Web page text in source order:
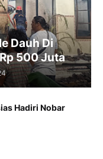
Dauh Di
500 Juta
Hadiri Nobar